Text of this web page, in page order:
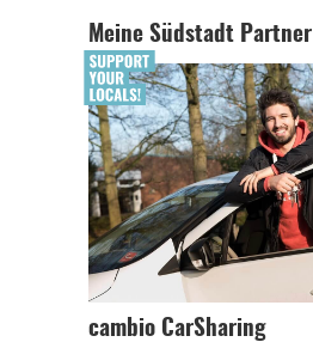
Meine Südstadt Partner
cambio CarSharing